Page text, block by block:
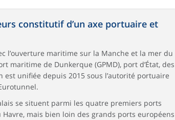
constitutif d’un axe portuaire et
l’ouverture maritime sur la Manche et la mer du
maritime de Dunkerque (GPMD), port d’État, des
unifiée depuis 2015 sous l’autorité portuaire
se situent parmi les quatre premiers ports
mais bien loin des grands ports européens